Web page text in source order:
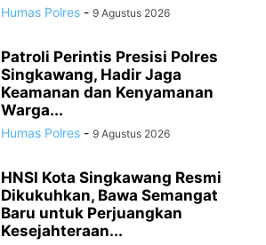
Humas Polres - 9 Agustus 2026
Patroli Perintis Presisi Polres
Singkawang, Hadir Jaga
Keamanan dan Kenyamanan
Warga...
Humas Polres - 9 Agustus 2026
HNSI Kota Singkawang Resmi
Dikukuhkan, Bawa Semangat
Baru untuk Perjuangkan
Kesejahteraan...